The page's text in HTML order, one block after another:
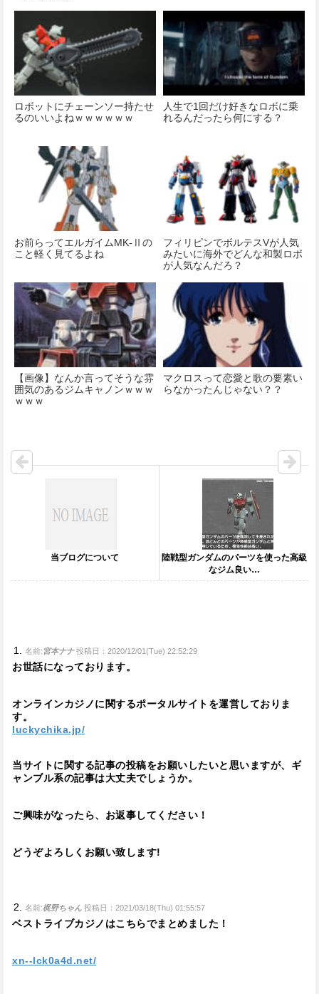
ロボットにチェーンソー持たせ
るのいいよねｗｗｗｗｗｗ
人生で1回だけ好きなロボに乗
れるんだったら何にする？
お前らってエルガイムMK-Ⅱの
こと軽く見てるよね
フィリピンでボルテスVが人気
みたいに海外でどんな和製ロボ
が人気なんだろ？
【画像】なんか言ってそうな雰
囲気のあるジムキャノンｗｗｗ
ｗｗｗ
マクロスって恋愛と歌の要素い
らなかったんじゃない？？
当ブログについて
陸戦型ガンダムのパーツを使った高級
なジム良い…
名前: 宮本ナナ 投稿日：2020/12/01(Tue) 22:52:29
お世話になっております。
オンラインカジノに関するポータルサイトを運営しておりま
す。
luckychika.jp/
当サイトに関する記事の投稿をお願いしたいと思いますが、ギ
ャンブル系の記事は大丈夫でしょうか。
ご興味がなったら、お返事してください！
どうぞよろしくお願い致します!
名前:梶野ちゃん 投稿日：2021/03/18(Thu) 01:55:57
ベストライブカジノはこちらでまとめました！
xn--lck0a4d.net/